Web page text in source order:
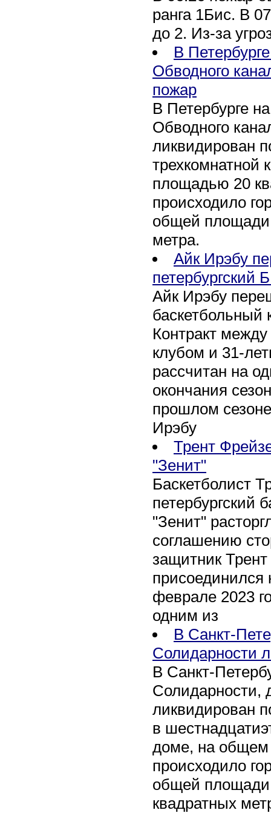
ранга 1Бис. В
до 2. Из-за
В
Обводного
пожар
В Петербурге
Обводного
ликвидирован
трехкомнатной
площадью 20
происходило
общей площади
метра.
Айк Ирэбу
петербургский
Айк Ирэбу
баскетбольный
Контракт между
клубом и 31-
рассчитан на
окончания
прошлом
Ирэбу
Трент
"Зенит"
Баскетболист
петербургский
"Зенит"
соглашению
защитник
присоединился
феврале 2023
одним из
В Санкт-
Солидарности
В Санкт-
Солидарности,
ликвидирован
в
доме, на общем
происходило
общей площади
квадратных